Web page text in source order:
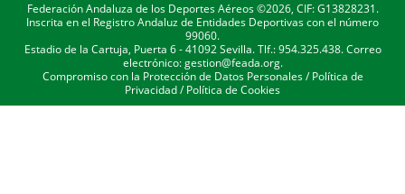
Federación Andaluza de los Deportes Aéreos ©2026, CIF: G13828231.
Inscrita en el Registro Andaluz de Entidades Deportivas con el número
99060.
Estadio de la Cartuja, Puerta 6 - 41092 Sevilla. Tlf.: 954.325.438. Correo
electrónico: gestion@feada.org.
Compromiso con la Protección de Datos Personales/Política de
Privacidad/Política de Cookies